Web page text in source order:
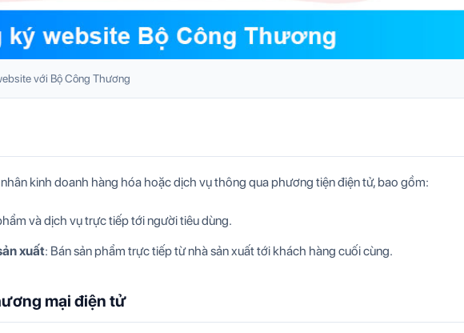
với Bộ Công Thương
kinh doanh hàng hóa hoặc dịch vụ thông qua phương tiện điện tử, bao gồm:
và dịch vụ trực tiếp tới người tiêu dùng.
xuất: Bán sản phẩm trực tiếp từ nhà sản xuất tới khách hàng cuối cùng.
mại điện tử